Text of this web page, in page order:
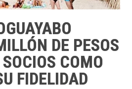
DE PESOS
COMO
FIDELIDAD